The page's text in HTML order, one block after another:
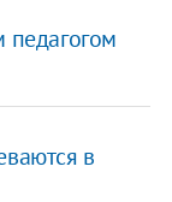
педагогом
в